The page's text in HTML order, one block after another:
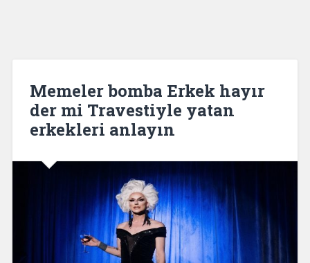
Memeler bomba Erkek hayır
der mi Travestiyle yatan
erkekleri anlayın